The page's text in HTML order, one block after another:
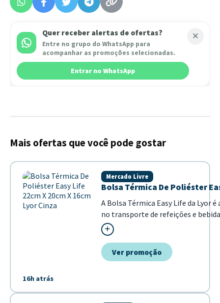
Quer receber alertas de ofertas?
Entre no grupo do WhatsApp para
acompanhar as promoções selecionadas.
Entrar no WhatsApp
Mais ofertas que você pode gostar
16h atrás
Bolsa Térmica De Poliéster
Mercado Livre
A Bolsa Térmica Easy Life da Lyor
no transporte de refeições e
combina funcionalidade com um
Revestimento térmico interno
Ver promoção